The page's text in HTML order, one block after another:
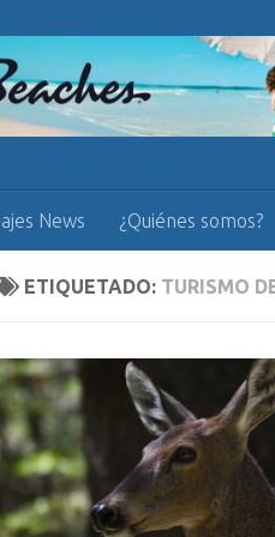
News ¿Quiénes somos?
ETIQUETADO: TURISMO